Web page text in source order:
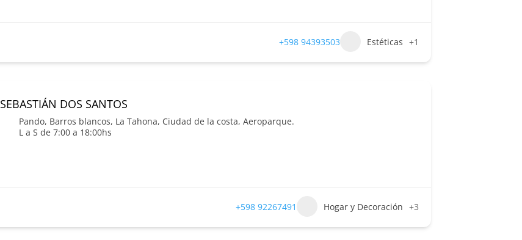
+598 94393503 Estéticas +1
SEBASTIÁN DOS SANTOS
Pando, Barros blancos, La Tahona, Ciudad de la costa, Aeroparque.
L a S de 7:00 a 18:00hs
+598 92267491 Hogar y Decoración +3